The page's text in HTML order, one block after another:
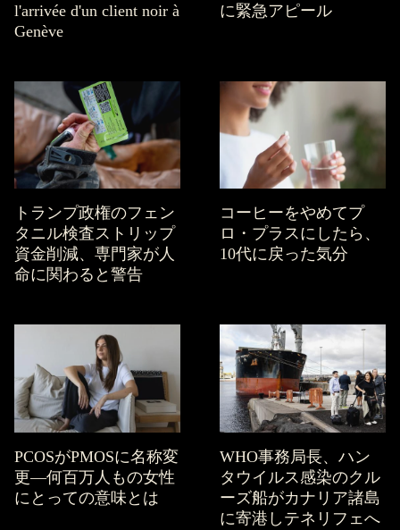
l'arrivée d'un client noir à
Genève
に緊急アピール
トランプ政権のフェン
タニル検査ストリップ
資金削減、専門家が人
命に関わると警告
コーヒーをやめてプ
ロ・プラスにしたら、
10代に戻った気分
PCOSがPMOSに名称変
更—何百万人もの女性
にとっての意味とは
WHO事務局長、ハン
タウイルス感染のクル
ーズ船がカナリア諸島
に寄港しテネリフェへ